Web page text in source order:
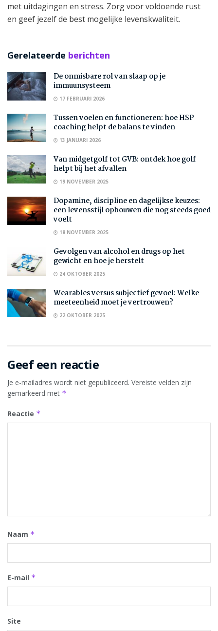
met uitdagingen en stress. Zorg voor voldoende rust
en geef jezelf de best mogelijke levenskwaliteit.
Gerelateerde berichten
De onmisbare rol van slaap op je
immuunsysteem
17 FEBRUARI 2026
Tussen voelen en functioneren: hoe HSP
coaching helpt de balans te vinden
13 JANUARI 2026
Van midgetgolf tot GVB: ontdek hoe golf
helpt bij het afvallen
19 NOVEMBER 2025
Dopamine, discipline en dagelijkse keuzes:
een levensstijl opbouwen die nog steeds goed
voelt
18 NOVEMBER 2025
Gevolgen van alcohol en drugs op het
gewicht en hoe je herstelt
24 OKTOBER 2025
Wearables versus subjectief gevoel: Welke
meeteenheid moet je vertrouwen?
22 OKTOBER 2025
Geef een reactie
Je e-mailadres wordt niet gepubliceerd. Vereiste velden zijn
gemarkeerd met *
Reactie *
Naam *
E-mail *
Site